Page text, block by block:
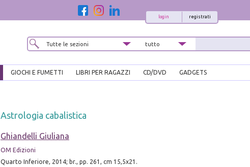
registrati
login
GIOCHI E FUMETTI LIBRI PER RAGAZZI CD/DVD GADGETS
Astrologia cabalistica
Ghiandelli Giuliana
OM Edizioni
Quarto Inferiore, 2014; br., pp. 261, cm 15,5x21.